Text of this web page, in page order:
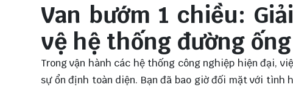
Van bướm 1 chiều:
vệ hệ thống đường ống
Trong vận hành các hệ thống công nghiệp hiện đại,
sự ổn định toàn diện. Bạn đã bao giờ đối mặt với tình